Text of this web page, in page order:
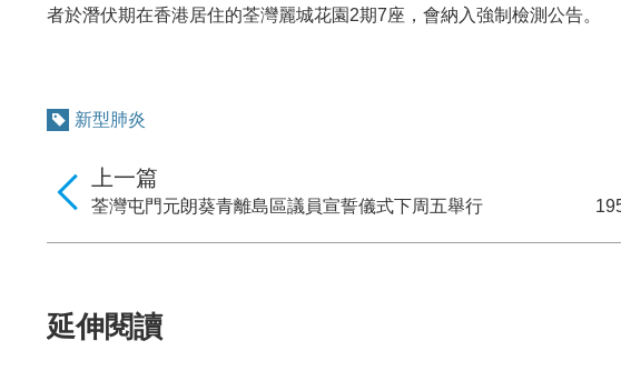
者於潛伏期在香港居住的荃灣麗城花園2期7座，會納入強制檢測公告。
新型肺炎
上一篇
荃灣屯門元朗葵青離島區議員宣誓儀式下周五舉行
延伸閱讀